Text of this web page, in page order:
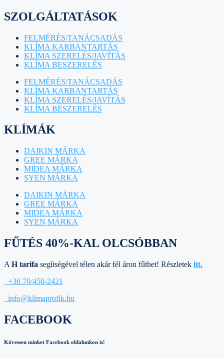
SZOLGÁLTATÁSOK
FELMÉRÉS/TANÁCSADÁS
KLÍMA KARBANTARTÁS
KLÍMA SZERELÉS/JAVÍTÁS
KLÍMA BESZERELÉS
FELMÉRÉS/TANÁCSADÁS
KLÍMA KARBANTARTÁS
KLÍMA SZERELÉS/JAVÍTÁS
KLÍMA BESZERELÉS
KLÍMÁK
DAIKIN MÁRKA
GREE MÁRKA
MIDEA MÁRKA
SYEN MÁRKA
DAIKIN MÁRKA
GREE MÁRKA
MIDEA MÁRKA
SYEN MÁRKA
FŰTÉS 40%-KAL OLCSÓBBAN
A H tarifa segítségével télen akár fél áron fűthet! Részletek itt.
+36 70/450-2421
info@klimaprofik.hu
FACEBOOK
Kövessen minket Facebook oldalunkon is!